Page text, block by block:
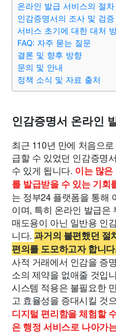
대출 자동차 취미 여행
종교 사회 정치 건강
부동산 외국어
온라인 발급 서비스의 절차
인감증명서의 조사 및 검증
서비스 초기에 대한 대처
FAQ: 자주 묻는 질문
결론 및 향후 방향
문의 및 안내
정책 소식 및 자료 출처
인감증명서 온라인
최근 110년 만에 처음으
급할 수 있었던 인감증명
수 있게 됩니다. 이는 많
를 발급받을 수 있는 기회
는 정부24 플랫폼을 통해
이며, 특히 온라인 발급은
매도용이 아닌 일반용 인
니다. 과거의 불편했던 절
편의를 도모하고자 합니
사적 거래에서 인감을 증
소의 제약을 없애줄 것입
시스템 적용은 불필요한
고 효율성을 증대시킬 것
디지털 편리함을 체험할
은 행정 서비스로 나아가